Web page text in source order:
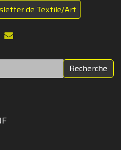
de Textile/Art
Recherche